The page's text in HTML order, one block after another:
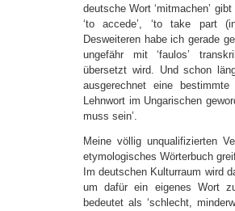
deutsche Wort ‘mitmachen’
‘to accede’, ‘to take part
Desweiteren habe ich gerade
ungefähr mit ‘faulos’
übersetzt wird. Und schon
ausgerechnet eine
Lehnwort im Ungarischen
muss sein’.
Meine völlig unqualifizierten
etymologisches Wörterbuch
Im deutschen Kulturraum wird
um dafür ein eigenes Wort
bedeutet als ‘schlecht,